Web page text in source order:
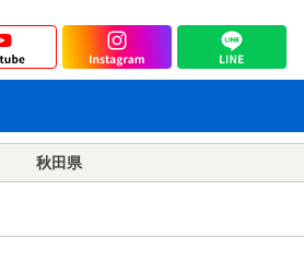
秋田県